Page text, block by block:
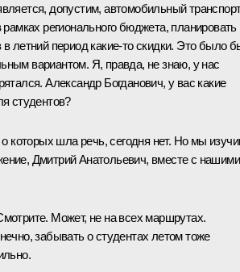
допустим, автомобильный
регионального бюджета, планировать
в летний период какие‑то скидки. Это было
вариантом. Я, правда, не знаю, у нас
Александр Богданович, у вас какие
студентов?
о которых шла речь, сегодня нет. Но мы
Дмитрий Анатольевич, вместе с нашими
Может, не на всех маршрутах.
забывать о студентах летом тоже